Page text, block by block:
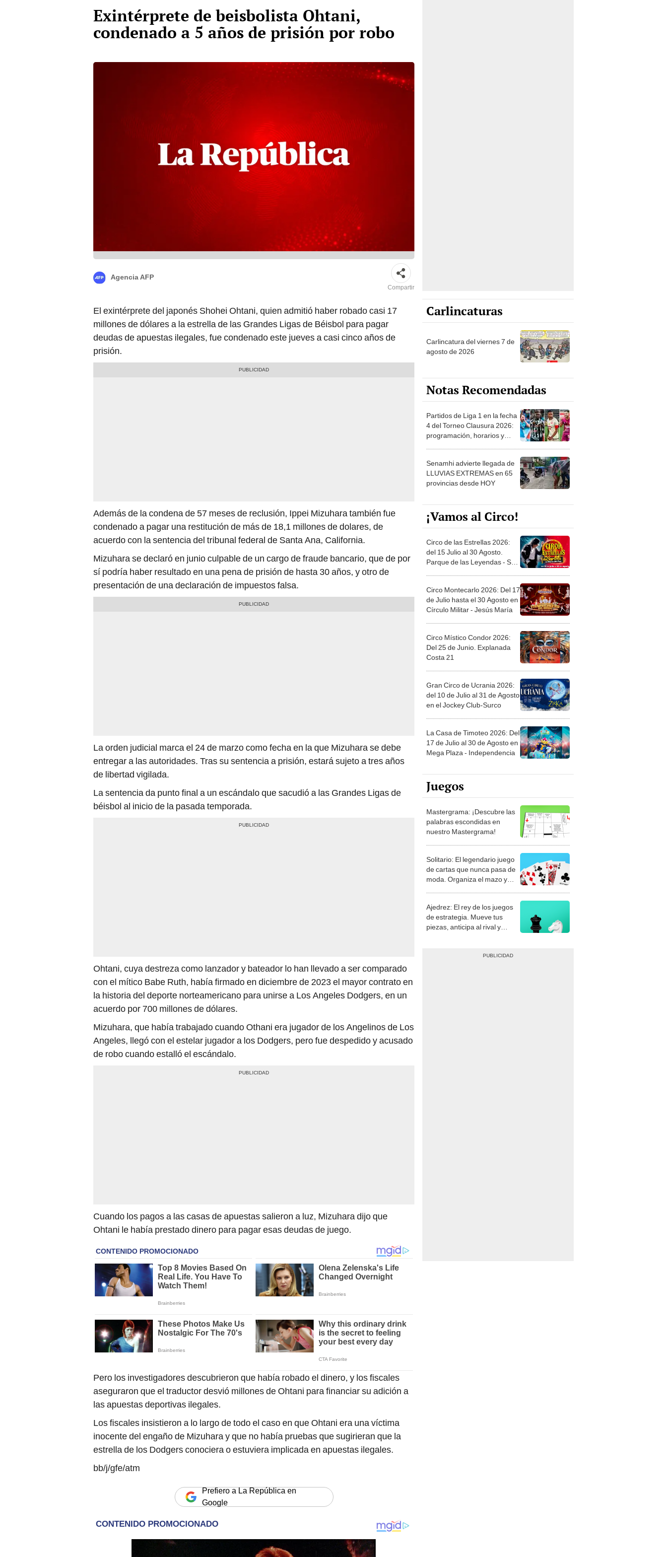
Exintérprete de beisbolista Ohtani,
condenado a 5 años de prisión por robo
Agencia AFP
Compartir
El exintérprete del japonés Shohei Ohtani, quien admitió haber robado casi 17
millones de dólares a la estrella de las Grandes Ligas de Béisbol para pagar
deudas de apuestas ilegales, fue condenado este jueves a casi cinco años de
prisión.
Además de la condena de 57 meses de reclusión, Ippei Mizuhara también fue
condenado a pagar una restitución de más de 18,1 millones de dolares, de
acuerdo con la sentencia del tribunal federal de Santa Ana, California.
Mizuhara se declaró en junio culpable de un cargo de fraude bancario, que de por
sí podría haber resultado en una pena de prisión de hasta 30 años, y otro de
presentación de una declaración de impuestos falsa.
La orden judicial marca el 24 de marzo como fecha en la que Mizuhara se debe
entregar a las autoridades. Tras su sentencia a prisión, estará sujeto a tres años
de libertad vigilada.
La sentencia da punto final a un escándalo que sacudió a las Grandes Ligas de
béisbol al inicio de la pasada temporada.
Ohtani, cuya destreza como lanzador y bateador lo han llevado a ser comparado
con el mítico Babe Ruth, había firmado en diciembre de 2023 el mayor contrato en
la historia del deporte norteamericano para unirse a Los Angeles Dodgers, en un
acuerdo por 700 millones de dólares.
Mizuhara, que había trabajado cuando Othani era jugador de los Angelinos de Los
Angeles, llegó con el estelar jugador a los Dodgers, pero fue despedido y acusado
de robo cuando estalló el escándalo.
Cuando los pagos a las casas de apuestas salieron a luz, Mizuhara dijo que
Ohtani le había prestado dinero para pagar esas deudas de juego.
Pero los investigadores descubrieron que había robado el dinero, y los fiscales
aseguraron que el traductor desvió millones de Ohtani para financiar su adición a
las apuestas deportivas ilegales.
Los fiscales insistieron a lo largo de todo el caso en que Ohtani era una víctima
inocente del engaño de Mizuhara y que no había pruebas que sugirieran que la
estrella de los Dodgers conociera o estuviera implicada en apuestas ilegales.
bb/j/gfe/atm
Prefiero a La República en
Google
Carlincaturas
Carlincatura del viernes 7 de
agosto de 2026
Notas Recomendadas
Partidos de Liga 1 en la fecha
4 del Torneo Clausura 2026:
programación, horarios y
Senamhi advierte llegada de
LLUVIAS EXTREMAS en 65
provincias desde HOY
¡Vamos al Circo!
Circo de las Estrellas 2026:
del 15 Julio al 30 Agosto.
Parque de las Leyendas - San
Circo Montecarlo 2026: Del 17
de Julio hasta el 30 Agosto en
Círculo Militar - Jesús María
Circo Místico Condor 2026:
Del 25 de Junio. Explanada
Costa 21
Gran Circo de Ucrania 2026:
del 10 de Julio al 31 de Agosto
en el Jockey Club-Surco
La Casa de Timoteo 2026: Del
17 de Julio al 30 de Agosto en
Mega Plaza - Independencia
Juegos
Mastergrama: ¡Descubre las
palabras escondidas en
nuestro Mastergrama!
Solitario: El legendario juego
de cartas que nunca pasa de
moda. Organiza el mazo y
Ajedrez: El rey de los juegos
de estrategia. Mueve tus
piezas, anticipa al rival y